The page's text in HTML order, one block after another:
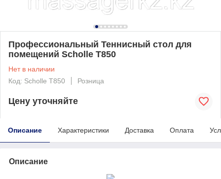
Профессиональный Теннисный стол для
помещений Scholle T850
Нет в наличии
Код: Scholle T850
Розница
Цену уточняйте
Описание Характеристики Доставка Оплата
Описание